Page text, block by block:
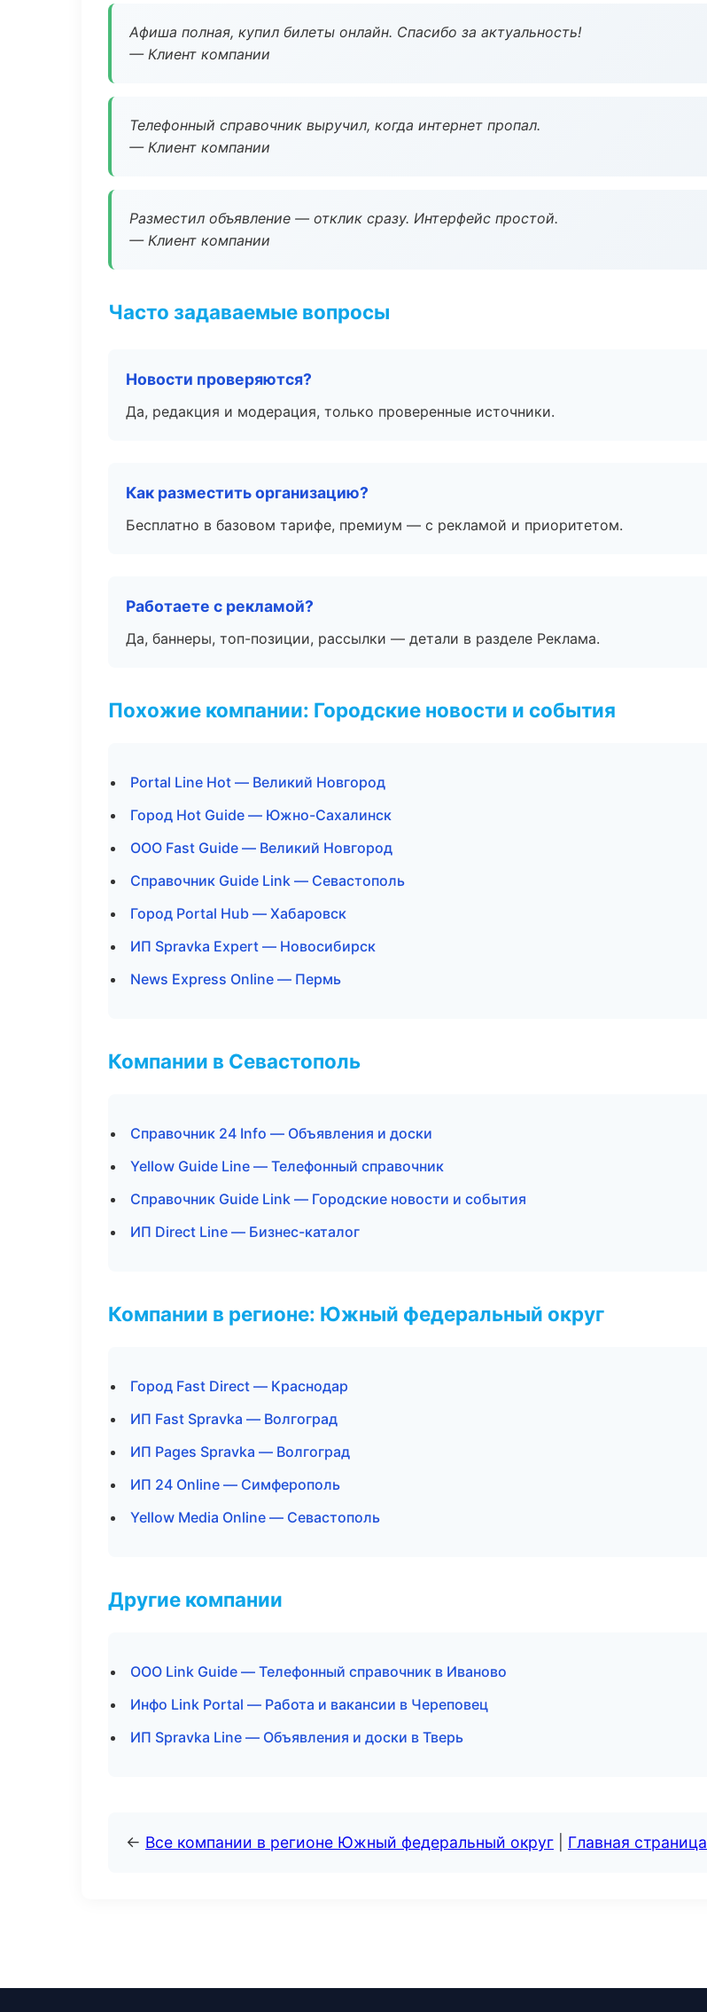
Афиша полная, купил билеты онлайн. Спасибо за актуальность!
— Клиент компании
Телефонный справочник выручил, когда интернет пропал.
— Клиент компании
Разместил объявление — отклик сразу. Интерфейс простой.
— Клиент компании
Часто задаваемые вопросы
Новости проверяются?
Да, редакция и модерация, только проверенные источники.
Как разместить организацию?
Бесплатно в базовом тарифе, премиум — с рекламой и приоритетом.
Работаете с рекламой?
Да, баннеры, топ-позиции, рассылки — детали в разделе Реклама.
Похожие компании: Городские новости и события
Portal Line Hot — Великий Новгород
Город Hot Guide — Южно-Сахалинск
ООО Fast Guide — Великий Новгород
Справочник Guide Link — Севастополь
Город Portal Hub — Хабаровск
ИП Spravka Expert — Новосибирск
News Express Online — Пермь
Компании в Севастополь
Справочник 24 Info — Объявления и доски
Yellow Guide Line — Телефонный справочник
Справочник Guide Link — Городские новости и события
ИП Direct Line — Бизнес-каталог
Компании в регионе: Южный федеральный округ
Город Fast Direct — Краснодар
ИП Fast Spravka — Волгоград
ИП Pages Spravka — Волгоград
ИП 24 Online — Симферополь
Yellow Media Online — Севастополь
Другие компании
ООО Link Guide — Телефонный справочник в Иваново
Инфо Link Portal — Работа и вакансии в Череповец
ИП Spravka Line — Объявления и доски в Тверь
← Все компании в регионе Южный федеральный округ Главная страница